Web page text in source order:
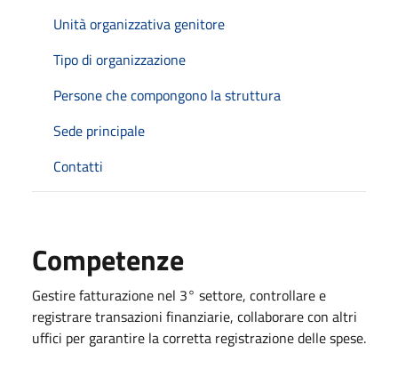
Unità organizzativa genitore
Tipo di organizzazione
Persone che compongono la struttura
Sede principale
Contatti
Competenze
Gestire fatturazione nel 3° settore, controllare e
registrare transazioni finanziarie, collaborare con altri
uffici per garantire la corretta registrazione delle spese.